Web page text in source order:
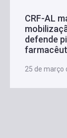
CRF-AL
defende
25 de março